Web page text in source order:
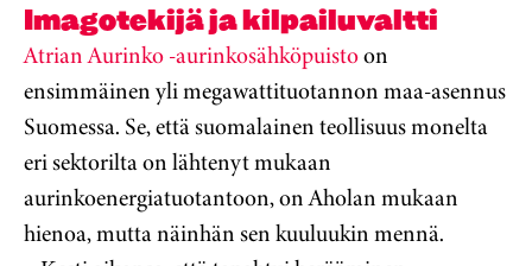
Imagotekijä ja kilpailuvaltti
Atrian Aurinko -aurinkosähköpuistoon
ensimmäinen yli megawattituotannon maa-asennus
Suomessa. Se, että suomalainen teollisuus monelta
eri sektorilta on lähtenyt mukaan
aurinkoenergiatuotantoon, on Aholan mukaan
hienoa, mutta näinhän sen kuuluukin mennä.